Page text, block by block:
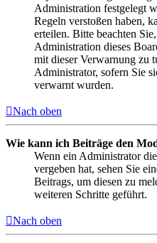
Administration festgelegt
Regeln verstoßen haben,
erteilen. Bitte beachten
Administration dieses
mit dieser Verwarnung zu
Administrator, sofern Sie
verwarnt wurden.
Nach oben
Wie kann ich Beiträge den
Wenn ein Administrator
vergeben hat, sehen Sie
Beitrags, um diesen zu
weiteren Schritte geführt.
Nach oben